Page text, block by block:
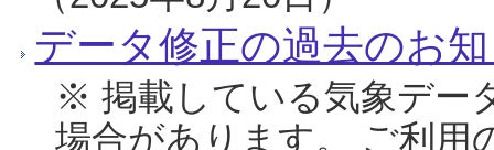
データ修正の過去のお
※ 掲載している気象デー
場合があります。 ご利用